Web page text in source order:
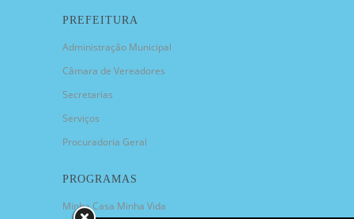
PREFEITURA
Administração Municipal
Câmara de Vereadores
Secretarias
Serviços
Procuradoria Geral
PROGRAMAS
Minha Casa Minha Vida